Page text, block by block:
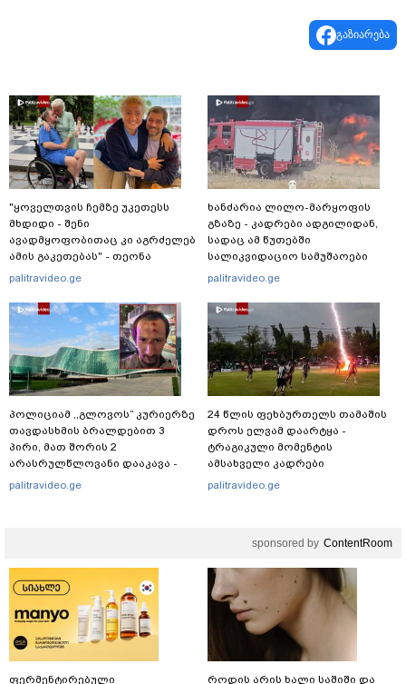
გაზიარება
"ყოველთვის ჩემზე უკეთესს
მხდიდი - შენი
ავადმყოფობითაც კი აგრძელებ
ამის გაკეთებას" - თეონა
კონტრიძე მეუღლეს ემოციურ
palitravideo.ge
პოლიციამ ,,გლოვოს” კურიერზე
თავდასხმის ბრალდებით 3
პირი, მათ შორის 2
არასრულწლოვანი დააკავა -
შსს ინფორმაციას ავრცელებს
palitravideo.ge
ხანძარია ლილო-მარყოფის
გზაზე - კადრები ადგილიდან,
სადაც ამ წუთებში
სალიკვიდაციო სამუშაოები
მიმდინარეობს
palitravideo.ge
24 წლის ფეხბურთელს თამაშის
დროს ელვამ დაარტყა -
ტრაგიკული მომენტის
ამსახველი კადრები
ტაილანდიდან მედიაში
palitravideo.ge
sponsored by ContentRoom
ფერმენტირებული როდის არის ხალი საშიში და